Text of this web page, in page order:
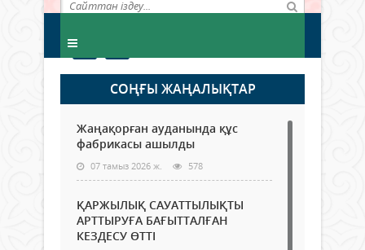
СОҢҒЫ ЖАҢАЛЫҚТАР
Жаңақорған ауданында құс
фабрикасы ашылды
07 тамыз 2026 ж. 578
ҚАРЖЫЛЫҚ САУАТТЫЛЫҚТЫ
АРТТЫРУҒА БАҒЫТТАЛҒАН
КЕЗДЕСУ ӨТТІ